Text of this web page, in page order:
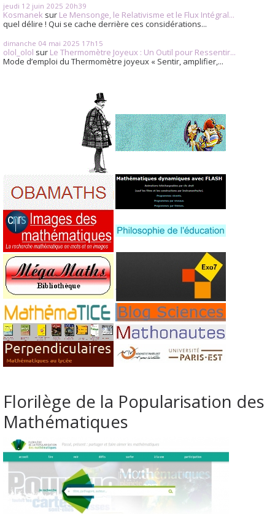
jeudi 12 juin 2025 20h39
Kosmanek sur Le Mensonge, le Relativisme et le Flux Intégral...
quel délire ! Qui se cache derrière ces considérations...
dimanche 04 mai 2025 17h15
olol_olol sur Le Thermomètre Joyeux : Un Outil pour Ressentir...
Mode d’emploi du Thermomètre joyeux « Sentir, amplifier,...
Florilège de la Popularisation des
Mathématiques